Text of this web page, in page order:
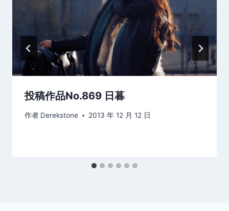
投稿作品No.869 日暮
作者 Derekstone 2013 年 12 月 12 日